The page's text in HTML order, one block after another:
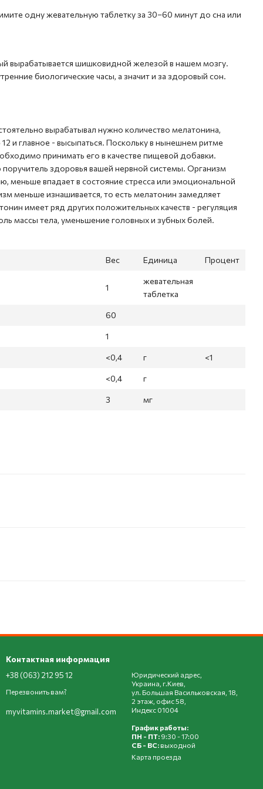
одну жевательную таблетку за 30–60 минут до сна или
вырабатывается шишковидной железой в нашем мозгу.
биологические часы, а значит и за здоровый сон.
вырабатывал нужно количество мелатонина,
и главное - высыпаться. Поскольку в нынешнем ритме
принимать его в качестве пищевой добавки.
здоровья вашей нервной системы. Организм
меньше впадает в состояние стресса или эмоциональной
меньше изнашивается, то есть мелатонин замедляет
имеет ряд других положительных качеств - регуляция
массы тела, уменьшение головных и зубных болей.
Вес Единица Процент
1
жевательная
таблетка
60
1
<0,4 г <1
<0,4 г
3 мг
Контактная информация
+38 (063) 212 95 12
Перезвонить вам?
myvitamins.market@gmail.com
Юридический адрес,
Украина, г.Киев,
ул. Большая Васильковская, 18,
2 этаж, офис 58,
Индекс 01004
График работы:
ПН - ПТ: 9:30 - 17:00
СБ - ВС: выходной
Карта проезда